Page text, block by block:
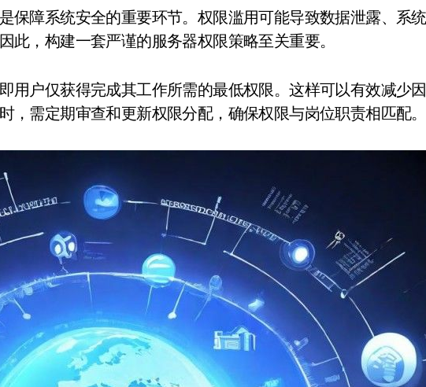
此，构建一套严谨的服务器权限策略至关重要。
用户仅获得完成其工作所需的最低权限。这样可以有效减少因
，需定期审查和更新权限分配，确保权限与岗位职责相匹配。